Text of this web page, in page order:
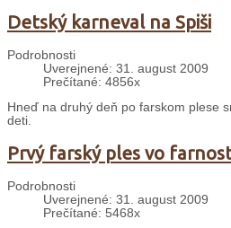
Detský karneval na Spiši
Podrobnosti
Uverejnené: 31. august 2009
Prečítané: 4856x
Hneď na druhý deň po farskom plese
deti.
Prvý farský ples vo
Podrobnosti
Uverejnené: 31. august 2009
Prečítané: 5468x